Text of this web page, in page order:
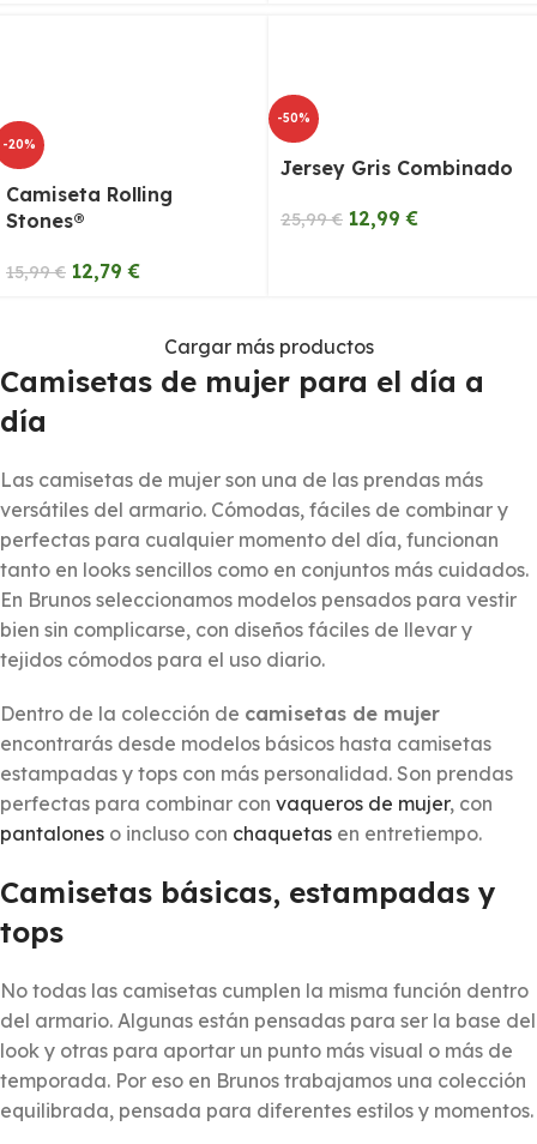
-20%
Camiseta Rolling
Stones®
15,99€ 12,79€
-50%
Jersey Gris Combinado
25,99€ 12,99€
Cargar más productos
Camisetas de mujer para el día a
día
Las camisetas de mujer son una de las prendas más
versátiles del armario. Cómodas, fáciles de combinar y
perfectas para cualquier momento del día, funcionan
tanto en looks sencillos como en conjuntos más cuidados.
En Brunos seleccionamos modelos pensados para vestir
bien sin complicarse, con diseños fáciles de llevar y
tejidos cómodos para el uso diario.
Dentro de la colección de camisetas de mujer
encontrarás desde modelos básicos hasta camisetas
estampadas y tops con más personalidad. Son prendas
perfectas para combinar con vaqueros de mujer, con
pantalones o incluso con chaquetas en entretiempo.
Camisetas básicas, estampadas y
tops
No todas las camisetas cumplen la misma función dentro
del armario. Algunas están pensadas para ser la base del
look y otras para aportar un punto más visual o más de
temporada. Por eso en Brunos trabajamos una colección
equilibrada, pensada para diferentes estilos y momentos.